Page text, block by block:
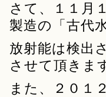
さて、１１月
製造の「古代
放射能は検出
させて頂きま
また、２０１